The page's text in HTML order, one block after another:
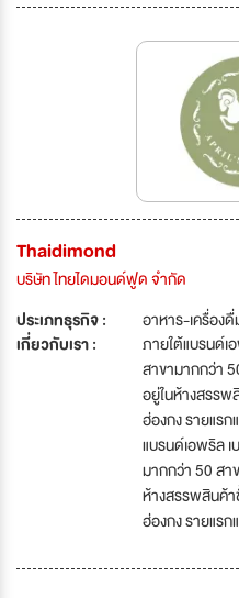
Thaidimond
บริษัท ไทยไดมอนด์ฟูด จำกัด
ประเภทธุรกิจ :
อาหาร-เครื่อง
เกี่ยวกับเรา :
ภายใต้แบรนด์เ
สาขามากกว่า
อยู่ในห้างสรร
ฮ่องกง รายแรก
แบรนด์เอพริล เ
มากกว่า 50 สา
ห้างสรรพสินค้
ฮ่องกง รายแรก